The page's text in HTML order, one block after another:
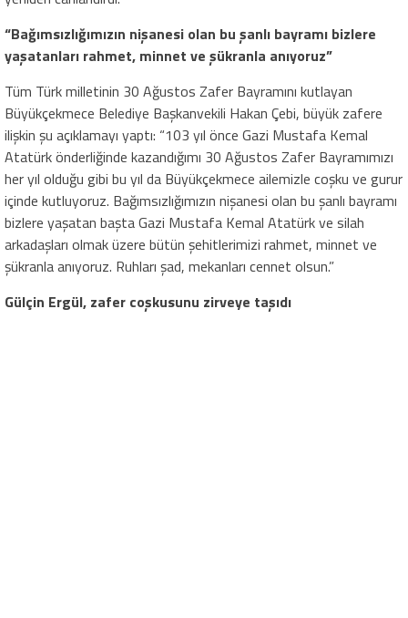
“Bağımsızlığımızın nişanesi olan bu şanlı bayramı bizlere
yaşatanları rahmet, minnet ve şükranla anıyoruz”
Tüm Türk milletinin 30 Ağustos Zafer Bayramını kutlayan
Büyükçekmece Belediye Başkanvekili Hakan Çebi, büyük zafere
ilişkin şu açıklamayı yaptı: “103 yıl önce Gazi Mustafa Kemal
Atatürk önderliğinde kazandığımı 30 Ağustos Zafer Bayramımızı
her yıl olduğu gibi bu yıl da Büyükçekmece ailemizle coşku ve gurur
içinde kutluyoruz. Bağımsızlığımızın nişanesi olan bu şanlı bayramı
bizlere yaşatan başta Gazi Mustafa Kemal Atatürk ve silah
arkadaşları olmak üzere bütün şehitlerimizi rahmet, minnet ve
şükranla anıyoruz. Ruhları şad, mekanları cennet olsun.”
Gülçin Ergül, zafer coşkusunu zirveye taşıdı